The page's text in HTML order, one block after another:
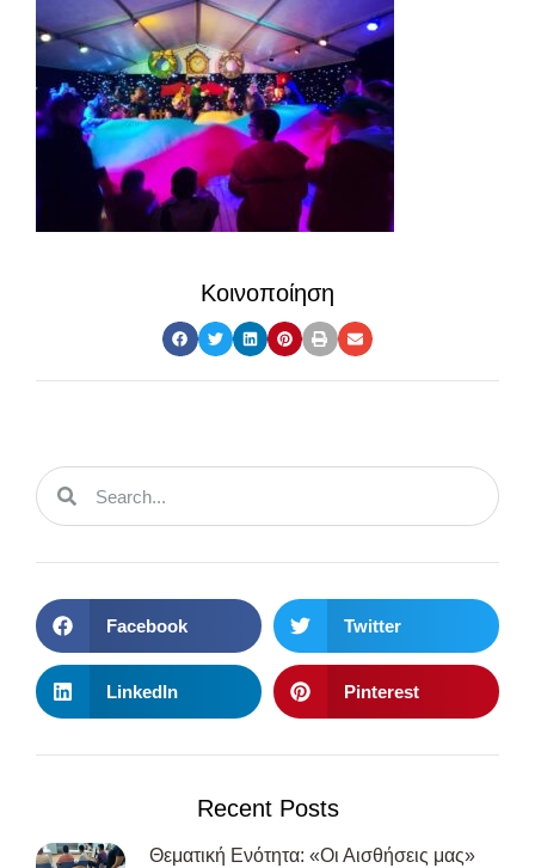
Κοινοποίηση
Facebook Twitter
LinkedIn Pinterest
Recent Posts
Θεματική Ενότητα: «Οι Αισθήσεις μας»